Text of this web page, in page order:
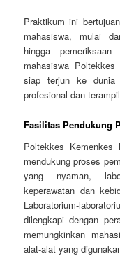
Praktikum ini
mahasiswa, mulai
hingga
mahasiswa
siap terjun ke dunia
profesional dan
Fasilitas Pendukung
Poltekkes
mendukung proses
yang nyaman,
keperawatan dan
Laboratorium-
dilengkapi dengan
memungkinkan
alat-alat yang